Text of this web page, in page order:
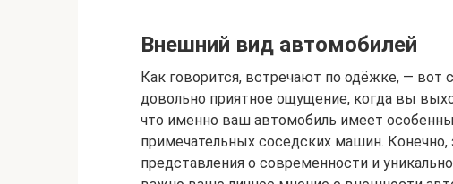
Внешний вид автомобилей
Как говорится, встречают по одёжке, — вот
довольно приятное ощущение, когда вы
что именно ваш автомобиль имеет
примечательных соседских машин. Конечно,
представления о современности и